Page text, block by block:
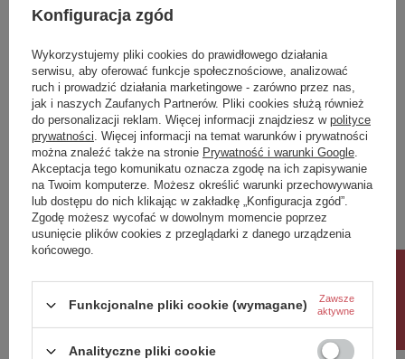
Potrzebujesz pomocy? Masz pytania?
Zadaj pytanie a my odpowiemy niezwłocznie,
najciekawsze pytania i odpowiedzi publikując
dla innych.
Zadaj pytanie
Napisz swoją opinię
Twoja ocena:
5/5
Treść twojej opinii
Konfiguracja zgód
Wykorzystujemy pliki cookies do prawidłowego działania
serwisu, aby oferować funkcje społecznościowe, analizować
ruch i prowadzić działania marketingowe - zarówno przez nas,
jak i naszych Zaufanych Partnerów. Pliki cookies służą również
do personalizacji reklam. Więcej informacji znajdziesz w polityce
prywatności . Więcej informacji na temat warunków i prywatności
można znaleźć także na stronie Prywatność i warunki Google
Akceptacja tego komunikatu oznacza zgodę na ich zapisywanie
na Twoim komputerze. Możesz określić warunki przechowywania
lub dostępu do nich klikając w zakładkę „Konfiguracja zgód”.
Zgodę możesz wycofać w dowolnym momencie poprzez
usunięcie plików cookies z przeglądarki z danego urządzenia
końcowego.
Funkcjonalne pliki cookie (wymagane)
Zawsze
aktywne
Analityczne pliki cookie